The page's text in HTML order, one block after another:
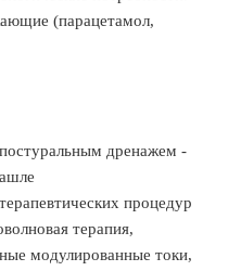
(парацетамол,
дренажем -
процедур
терапия,
модулированные токи,